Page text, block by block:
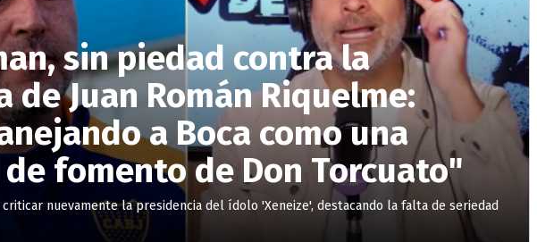
sin piedad contra la
de Juan Román Riquelme:
a Boca como una
fomento de Don Torcuato"
nuevamente la presidencia del ídolo 'Xeneize', destacando la falta de seriedad